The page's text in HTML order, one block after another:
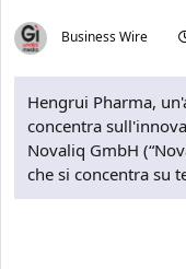
Business Wire
Hengrui Pharma,
concentra
Novaliq GmbH
che si concentra su